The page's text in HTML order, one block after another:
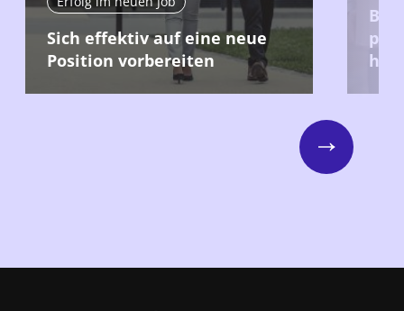
Sich effektiv auf eine neue
Position vorbereiten
Bei
Next